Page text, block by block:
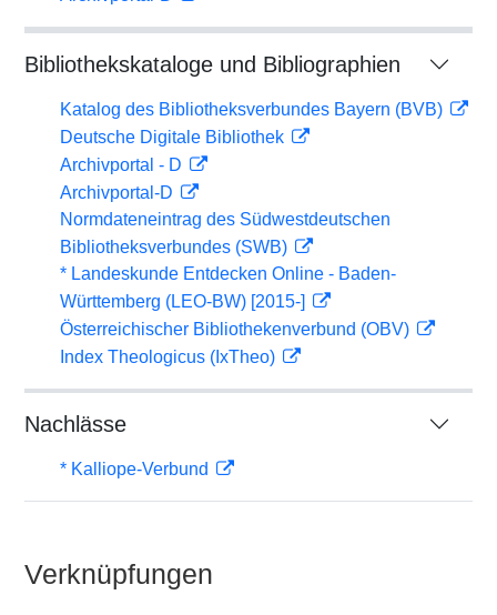
Bibliothekskataloge und Bibliographien
Katalog des Bibliotheksverbundes Bayern (BVB)
Deutsche Digitale Bibliothek
Archivportal - D
Archivportal-D
Normdateneintrag des Südwestdeutschen
Bibliotheksverbundes (SWB)
* Landeskunde Entdecken Online - Baden-
Württemberg (LEO-BW) [2015-]
Österreichischer Bibliothekenverbund (OBV)
Index Theologicus (IxTheo)
Nachlässe
* Kalliope-Verbund
Verknüpfungen